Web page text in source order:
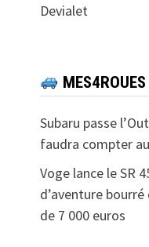
Devialet
MES4ROUES
Subaru passe
faudra compter
Voge lance le SR
d’aventure
de 7 000 euros